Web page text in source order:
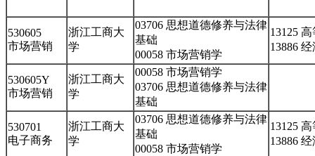
530605
市场营销
浙江工商大
学
03706 思想道德修养与法律
基础
00058 市场营销学
13125
13886
530605Y
市场营销
浙江工商大
学
00058 市场营销学
03706 思想道德修养与法律
基础
530701
电子商务
浙江工商大
学
03706 思想道德修养与法律
基础
00058 市场营销学
13125
13886